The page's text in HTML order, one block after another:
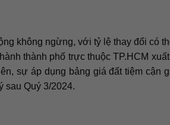
không ngừng, với tỷ lệ thay đổi có
thành phố trực thuộc TP.HCM
sự áp dụng bảng giá đất tiệm cận
sau Quý 3/2024.